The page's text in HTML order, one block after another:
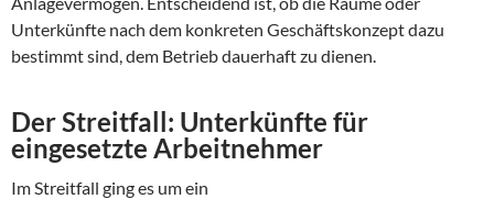
Unterkünfte nach dem konkreten Geschäftskonzept dazu
bestimmt sind, dem Betrieb dauerhaft zu dienen.
Der Streitfall: Unterkünfte für
eingesetzte Arbeitnehmer
Im Streitfall ging es um ein